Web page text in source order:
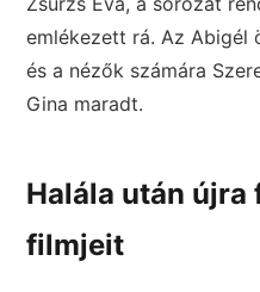
emlékezett rá. Az
és a nézők számára
Gina maradt.
Halála után újra
filmjeit